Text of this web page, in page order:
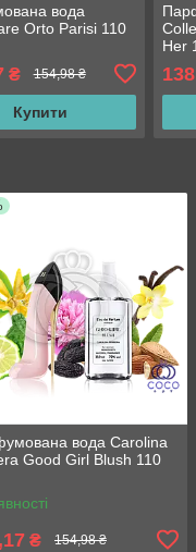
вода
Orto Parisi 110
₴ 154,98 ₴
Купити
Her
вода Carolina
Good Girl Blush 110
₴ 154,98 ₴